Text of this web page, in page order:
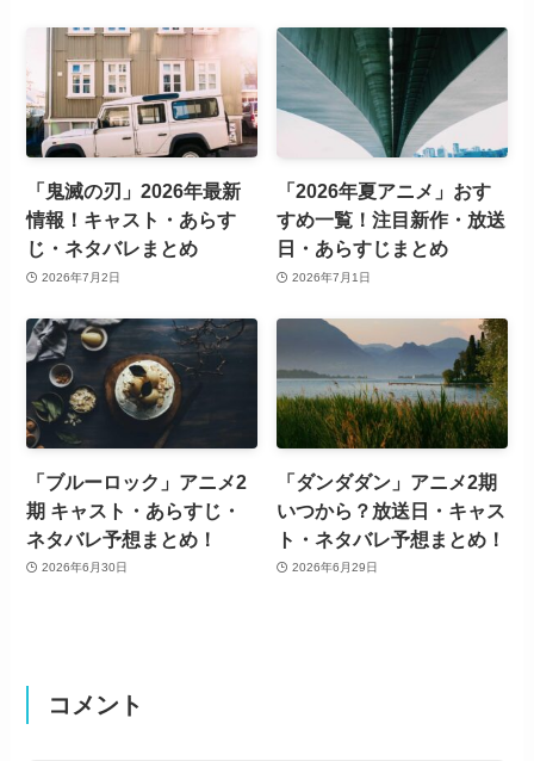
「鬼滅の刃」2026年最新
情報！キャスト・あらす
じ・ネタバレまとめ
2026年7月2日
「2026年夏アニメ」おす
すめ一覧！注目新作・放送
日・あらすじまとめ
2026年7月1日
「ブルーロック」アニメ2
期 キャスト・あらすじ・
ネタバレ予想まとめ！
2026年6月30日
「ダンダダン」アニメ2期
いつから？放送日・キャス
ト・ネタバレ予想まとめ！
2026年6月29日
コメント